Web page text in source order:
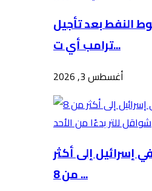
النفط بعد تأجيل
ترامب أي ت...
أغسطس 3, 2026
إسرائيل إلى أكثر
من 8 ...